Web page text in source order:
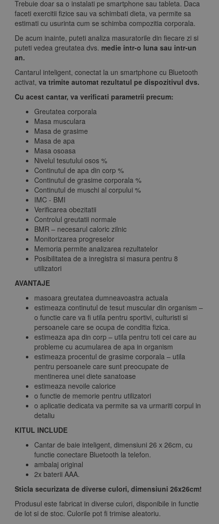
Trebuie doar sa o instalati pe smartphone sau tableta. Daca
faceti exercitii fizice sau va schimbati dieta, va permite sa
estimati cu usurinta cum se schimba compozitia corporala.
De acum inainte, puteti analiza masuratorile din fiecare zi si
puteti vedea greutatea dvs. medie intr-o luna sau intr-un
an.
Cantarul inteligent, conectat la un smartphone cu Bluetooth
activat, va trimite automat rezultatul pe dispozitivul dvs.
Cu acest cantar, va verificati parametrii precum:
Greutatea corporala
Masa musculara
Masa de grasime
Masa de apa
Masa osoasa
Nivelul tesutului osos %
Continutul de apa din corp %
Continutul de grasime corporala %
Continutul de muschi al corpului %
IMC - BMI
Verificarea obezitatii
Controlul greutatii normale
BMR – necesarul caloric zilnic
Monitorizarea progreselor
Memoria permite analizarea rezultatelor
Posibilitatea de a inregistra si masura pentru 8
utilizatori
AVANTAJE
masoara greutatea dumneavoastra actuala
estimeaza continutul de tesut muscular din organism –
o functie care va fi utila pentru sportivi, culturisti si
persoanele care se ocupa de conditia fizica.
estimeaza apa din corp – utila pentru toti cei care au
probleme cu acumularea de apa in organism
estimeaza procentul de grasime corporala – utila
pentru persoanele care sunt preocupate de
mentinerea unei diete sanatoase
estimeaza nevoile calorice
o functie de memorie pentru utilizatori
o aplicatie dedicata va permite sa va urmariti corpul in
detaliu
KITUL INCLUDE
Cantar de baie inteligent, dimensiuni 26 x 26cm, cu
functie conectare Bluetooth la telefon.
ambalaj original
2x baterii AAA.
Sticla securizata de diverse culori, dimensiuni 26x26cm!
Produsul este fabricat in diverse culori, disponibile in functie
de lot si de stoc. Culorile pot fi trimise aleatoriu.